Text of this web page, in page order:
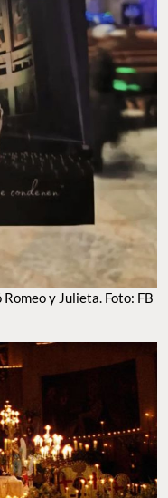
y Julieta. Foto: FB